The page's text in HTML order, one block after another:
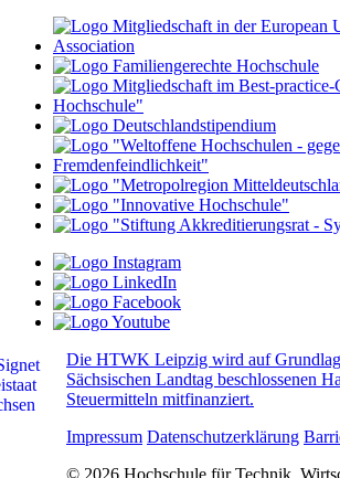
Die HTWK Leipzig wird auf
Sächsischen Landtag beschlossenen
Steuermitteln mitfinanziert.
Impressum Datenschutzerklärung